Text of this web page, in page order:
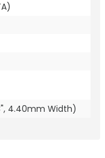
4.40mm Width)